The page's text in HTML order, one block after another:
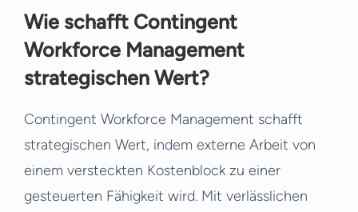
Wie schafft Contingent
Workforce Management
strategischen Wert?
Contingent Workforce Management schafft
strategischen Wert, indem externe Arbeit von
einem versteckten Kostenblock zu einer
gesteuerten Fähigkeit wird. Mit verlässlichen